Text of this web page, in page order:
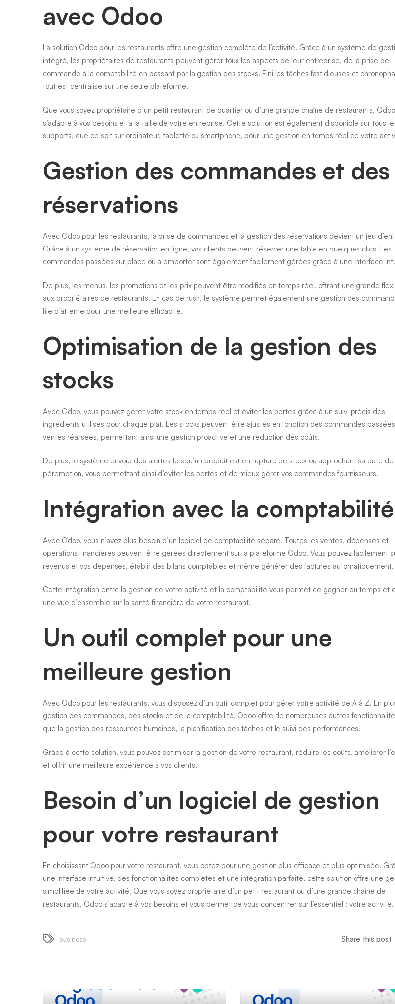
avec Odoo
La solution Odoo pour les restaurants offre une gestion complète de l’activité. Grâce à un système de
intégré, les propriétaires de restaurants peuvent gérer tous les aspects de leur entreprise, de la prise de
commande à la comptabilité en passant par la gestion des stocks. Fini les tâches fastidieuses et
tout est centralisé sur une seule plateforme.
Que vous soyez propriétaire d’un petit restaurant de quartier ou d’une grande chaîne de restaurants, Odoo
s’adapte à vos besoins et à la taille de votre entreprise. Cette solution est également disponible sur tous
supports, que ce soit sur ordinateur, tablette ou smartphone, pour une gestion en temps réel de votre
Gestion des commandes et des
réservations
Avec Odoo pour les restaurants, la prise de commandes et la gestion des réservations devient un jeu
Grâce à un système de réservation en ligne, vos clients peuvent réserver une table en quelques clics. Les
commandes passées sur place ou à emporter sont également facilement gérées grâce à une interface
De plus, les menus, les promotions et les prix peuvent être modifiés en temps réel, offrant une grande
aux propriétaires de restaurants. En cas de rush, le système permet également une gestion des
file d’attente pour une meilleure efficacité.
Optimisation de la gestion des
stocks
Avec Odoo, vous pouvez gérer votre stock en temps réel et éviter les pertes grâce à un suivi précis des
ingrédients utilisés pour chaque plat. Les stocks peuvent être ajustés en fonction des commandes
ventes réalisées, permettant ainsi une gestion proactive et une réduction des coûts.
De plus, le système envoie des alertes lorsqu’un produit est en rupture de stock ou approchant sa date de
péremption, vous permettant ainsi d’éviter les pertes et de mieux gérer vos commandes fournisseurs.
Intégration avec la comptabilité
Avec Odoo, vous n’avez plus besoin d’un logiciel de comptabilité séparé. Toutes les ventes, dépenses et
opérations financières peuvent être gérées directement sur la plateforme Odoo. Vous pouvez facilement
revenus et vos dépenses, établir des bilans comptables et même générer des factures automatiquement.
Cette intégration entre la gestion de votre activité et la comptabilité vous permet de gagner du temps et
une vue d’ensemble sur la santé financière de votre restaurant.
Un outil complet pour une
meilleure gestion
Avec Odoo pour les restaurants, vous disposez d’un outil complet pour gérer votre activité de A à Z. En
gestion des commandes, des stocks et de la comptabilité, Odoo offre de nombreuses autres
que la gestion des ressources humaines, la planification des tâches et le suivi des performances.
Grâce à cette solution, vous pouvez optimiser la gestion de votre restaurant, réduire les coûts, améliorer
et offrir une meilleure expérience à vos clients.
Besoin d’un logiciel de gestion
pour votre restaurant
En choisissant Odoo pour votre restaurant, vous optez pour une gestion plus efficace et plus optimisée.
une interface intuitive, des fonctionnalités complètes et une intégration parfaite, cette solution offre une
simplifiée de votre activité. Que vous soyez propriétaire d’un petit restaurant ou d’une grande chaîne de
restaurants, Odoo s’adapte à vos besoins et vous permet de vous concentrer sur l’essentiel : votre activité.
business Share this post